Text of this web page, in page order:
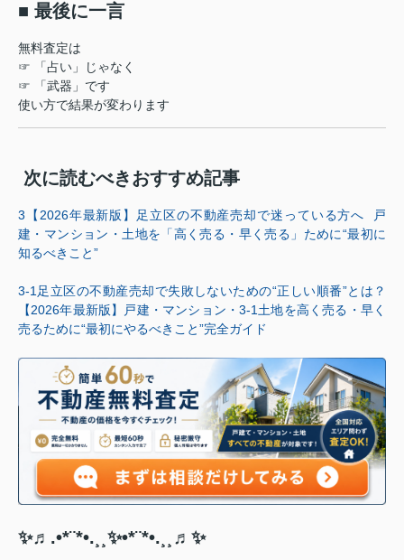
■ 最後に一言
無料査定は
☞ 「占い」じゃなく
☞ 「武器」です
使い方で結果が変わります
次に読むべきおすすめ記事
3 【 2026年最新版】足立区の不動産売却で迷っている方へ
戸
建・マンション・土地を「高く売る・早く売る」ために“最初に
知るべきこと”
3-1 足立区の不動産売却で失敗しないための“正しい順番”とは？
【2026年最新版】戸建・マンション・3-1 土地を高く売る・早く
売るために“最初にやるべきこと”完全ガイド
✨♬.•*¨*•.¸¸✨•*¨*•.¸¸♬✨